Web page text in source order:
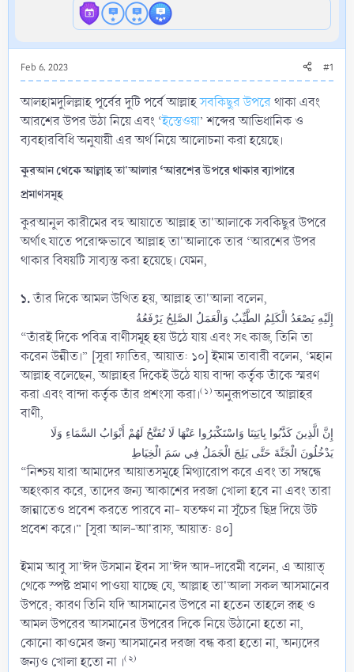
Feb 6, 2023 #1
আলহামদুলিল্লাহ পূর্বের দুটি পর্বে আল্লাহসবকিছুর উপরেথাকা এবং
আরশের উপর উঠা নিয়ে এবং ‘ইস্তেওয়া’ শব্দের আভিধানিক ও
ব্যবহারবিধি অনুযায়ী এর অর্থ নিয়ে আলোচনা করা হয়েছে।
কুরআন থেকে আল্লাহ তা'আলার ‘আরশের উপরে থাকার ব্যাপারে
প্রমাণসমূহ
কুরআনুল কারীমের বহু আয়াতে আল্লাহ তা'আলাকে সবকিছুর উপরে
অর্থাৎ যাতে পরোক্ষভাবে আল্লাহ তা'আলাকে তার ‘আরশের উপর
থাকার বিষয়টি সাব্যস্ত করা হয়েছে। যেমন,
১.তাঁর দিকে আমল উত্থিত হয়, আল্লাহ তা'আলা বলেন,
إِلَيْهِ يَصْعَدُ الْكَلِمُ الطَّيِّبُ وَالْعَمَلُ الصَّلِحُ يَرْفَعُةُ
“তাঁরই দিকে পবিত্র বাণীসমূহ হয় উঠে যায় এবং সৎ কাজ, তিনি তা
করেন উন্নীত।” [সূরা ফাতির, আয়াত: ১০] ইমাম তাবারী বলেন, ‘মহান
আল্লাহ বলেছেন, আল্লাহর দিকেই উঠে যায় বান্দা কর্তৃক তাঁকে স্মরণ
করা এবং বান্দা কর্তৃক তাঁর প্রশংসা করা।(১)অনুরূপভাবে আল্লাহর
বাণী,
إِنَّ الَّذِينَ كَذَّبُوا بِايَتِنَا وَاسْتَكْبَرُوا عَنْهَا لَا تُفَتَّحُ لَهُمْ أَبْوَابُ السَّمَاءِ وَلَا
يَدْخُلُونَ الْجَنَّةَ حَتَّى يَلِجَ الْجَمَلُ فِي سَمَ الْخِيَاطِ
“নিশ্চয় যারা আমাদের আয়াতসমূহে মিথ্যারোপ করে এবং তা সম্বন্ধে
অহংকার করে, তাদের জন্য আকাশের দরজা খোলা হবে না এবং তারা
জান্নাতেও প্রবেশ করতে পারবে না- যতক্ষণ না সূঁচের ছিদ্র দিয়ে উট
প্রবেশ করে।” [সূরা আল-আ'রাফ, আয়াত: ৪০]
ইমাম আবু সা'ঈদ উসমান ইবন সা'ঈদ আদ-দারেমী বলেন, এ আয়াত্
থেকে স্পষ্ট প্রমাণ পাওয়া যাচ্ছে যে, আল্লাহ তা'আলা সকল আসমানের
উপরে; কারণ তিনি যদি আসমানের উপরে না হতেন তাহলে রূহ ও
আমল উপরের আসমানের উপরের দিকে নিয়ে উঠানো হতো না,
কোনো কাওমের জন্য আসমানের দরজা বন্ধ করা হতো না, অন্যদের
জন্যও খোলা হতো না ।(২)